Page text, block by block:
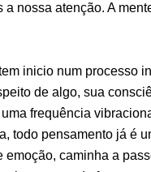
a nossa atenção. A
inicio num processo
de algo, sua
frequência
todo pensamento já é
emoção, caminha a